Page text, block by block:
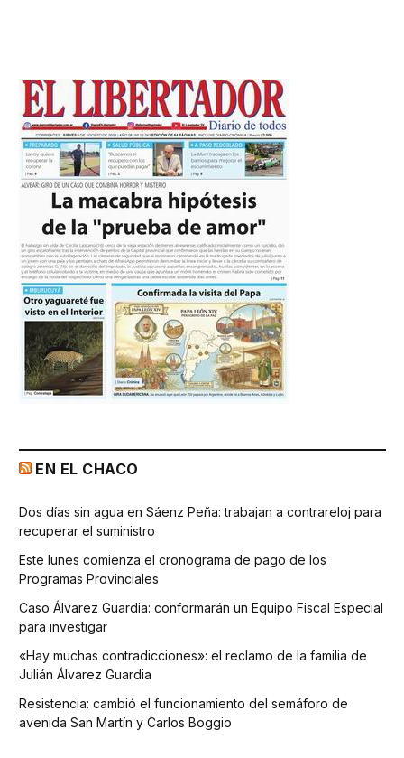
EN EL CHACO
Dos días sin agua en Sáenz Peña: trabajan a contrareloj para
recuperar el suministro
Este lunes comienza el cronograma de pago de los
Programas Provinciales
Caso Álvarez Guardia: conformarán un Equipo Fiscal Especial
para investigar
«Hay muchas contradicciones»: el reclamo de la familia de
Julián Álvarez Guardia
Resistencia: cambió el funcionamiento del semáforo de
avenida San Martín y Carlos Boggio